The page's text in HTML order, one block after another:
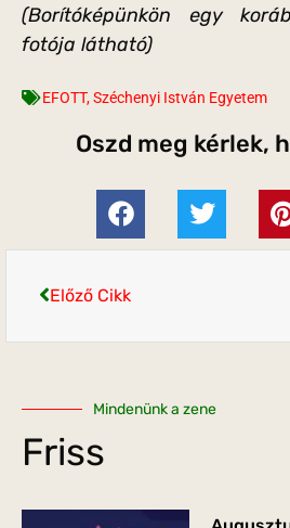
(Borítóképünkön egy
fotója látható)
EFOTT,Széchenyi István Egyetem
Oszd meg kérlek,
Előző Cikk
Mindenünk a zene
Friss